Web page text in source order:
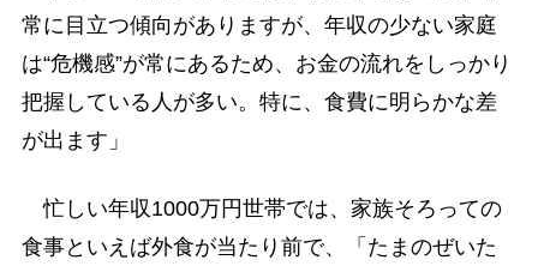
常に目立つ傾向がありますが、年収の少ない家庭
は“危機感”が常にあるため、お金の流れをしっかり
把握している人が多い。特に、食費に明らかな差
が出ます」
忙しい年収1000万円世帯では、家族そろっての
食事といえば外食が当たり前で、「たまのぜいた